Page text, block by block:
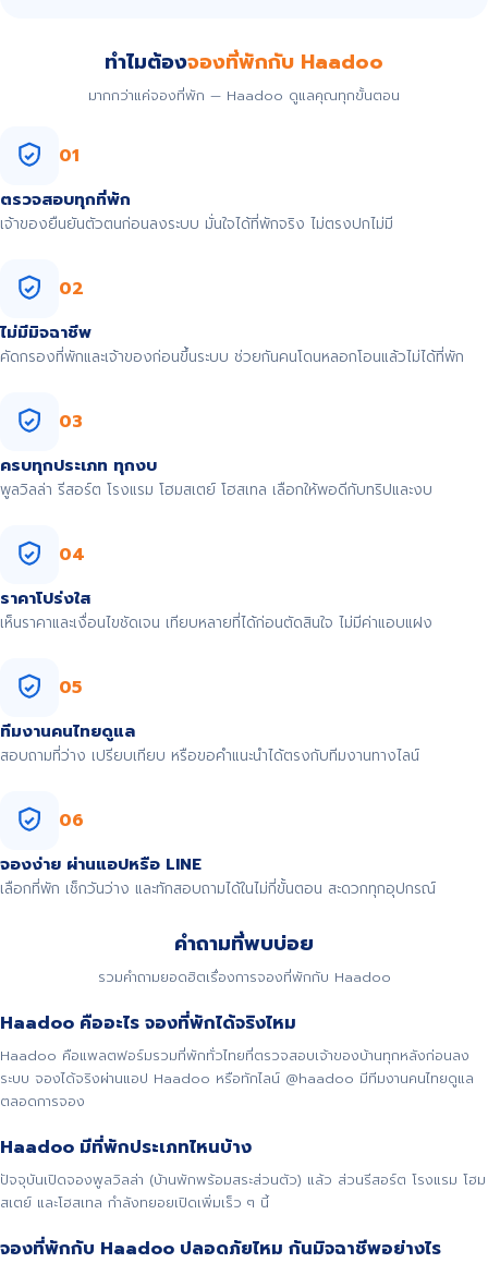
ทำไมต้องจองที่พักกับ Haadoo
มากกว่าแค่จองที่พัก — Haadoo ดูแลคุณทุกขั้นตอน
01
ตรวจสอบทุกที่พัก
เจ้าของยืนยันตัวตนก่อนลงระบบ มั่นใจได้ที่พักจริง ไม่ตรงปกไม่มี
02
ไม่มีมิจฉาชีพ
คัดกรองที่พักและเจ้าของก่อนขึ้นระบบ ช่วยกันคนโดนหลอกโอนแล้วไม่ได้ที่พัก
03
ครบทุกประเภท ทุกงบ
พูลวิลล่า รีสอร์ต โรงแรม โฮมสเตย์ โฮสเทล เลือกให้พอดีกับทริปและงบ
04
ราคาโปร่งใส
เห็นราคาและเงื่อนไขชัดเจน เทียบหลายที่ได้ก่อนตัดสินใจ ไม่มีค่าแอบแฝง
05
ทีมงานคนไทยดูแล
สอบถามที่ว่าง เปรียบเทียบ หรือขอคำแนะนำได้ตรงกับทีมงานทางไลน์
06
จองง่าย ผ่านแอปหรือ LINE
เลือกที่พัก เช็กวันว่าง และทักสอบถามได้ในไม่กี่ขั้นตอน สะดวกทุกอุปกรณ์
คำถามที่พบบ่อย
รวมคำถามยอดฮิตเรื่องการจองที่พักกับ Haadoo
Haadoo คืออะไร จองที่พักได้จริงไหม
Haadoo คือแพลตฟอร์มรวมที่พักทั่วไทยที่ตรวจสอบเจ้าของบ้านทุกหลังก่อนลง
ระบบ จองได้จริงผ่านแอป Haadoo หรือทักไลน์ @haadoo มีทีมงานคนไทยดูแล
ตลอดการจอง
Haadoo มีที่พักประเภทไหนบ้าง
ปัจจุบันเปิดจองพูลวิลล่า (บ้านพักพร้อมสระส่วนตัว) แล้ว ส่วนรีสอร์ต โรงแรม โฮม
สเตย์ และโฮสเทล กำลังทยอยเปิดเพิ่มเร็ว ๆ นี้
จองที่พักกับ Haadoo ปลอดภัยไหม กันมิจฉาชีพอย่างไร